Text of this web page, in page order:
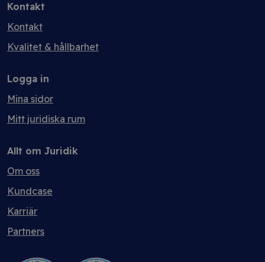
Kontakt
Kontakt
Kvalitet & hållbarhet
Logga in
Mina sidor
Mitt juridiska rum
Allt om Juridik
Om oss
Kundcase
Karriär
Partners